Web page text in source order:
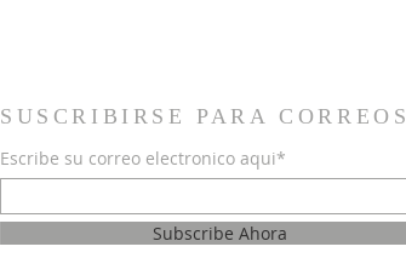
SUSCRIBIRSE PARA CORREOS
Escribe su correo electronico aqui*
Subscribe Ahora